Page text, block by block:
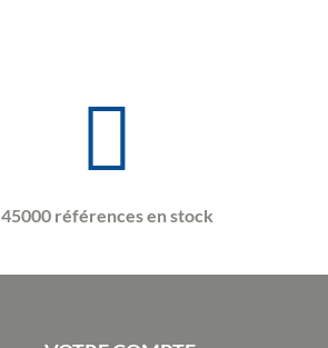
45000 références en stock